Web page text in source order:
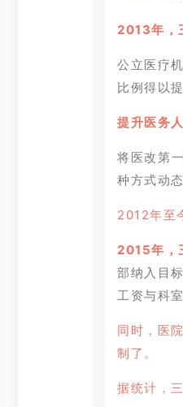
2013年，
公立医疗
比例得以
提升医务
将医改第
种方式动
2012年至
2015年，
部纳入目
工资与科
同时，医
制了。
据统计，